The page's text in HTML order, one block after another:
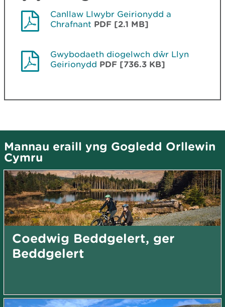
Canllaw Llwybr Geirionydd a
Chrafnant PDF [2.1 MB]
Gwybodaeth diogelwch dŵr Llyn
Geirionydd PDF [736.3 KB]
Mannau eraill yng Gogledd Orllewin
Cymru
Coedwig Beddgelert, ger
Beddgelert